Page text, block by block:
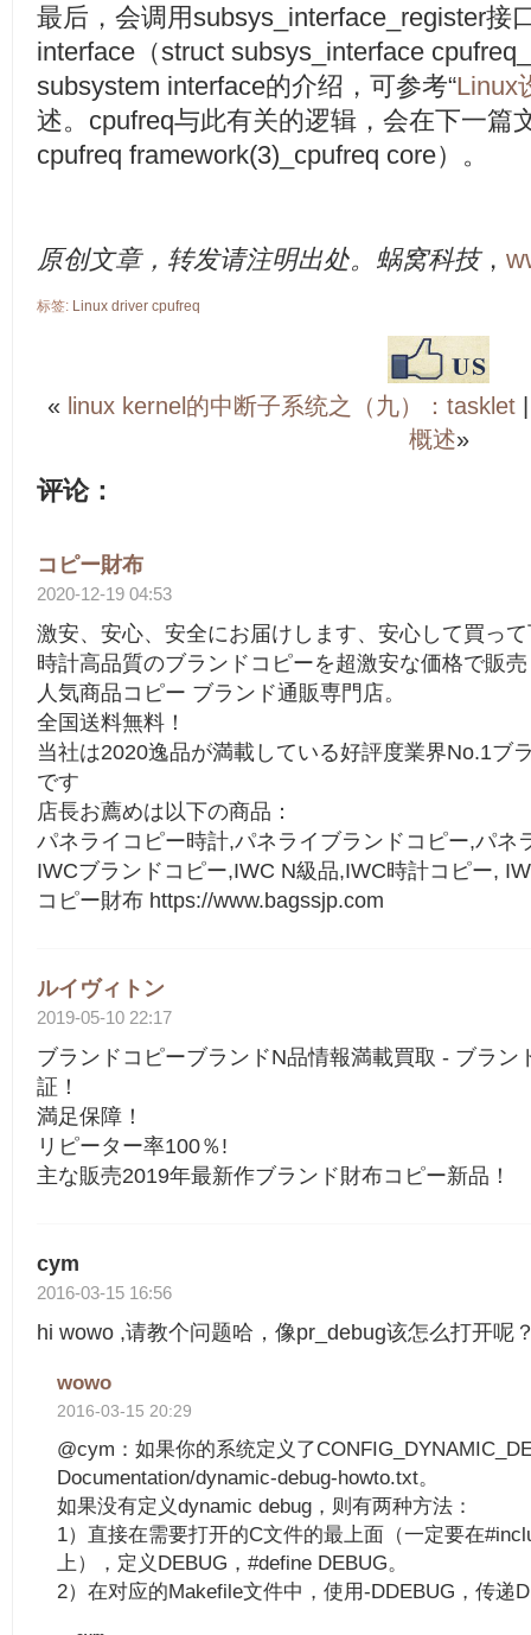
最后，会调用subsys_interface_register接
interface（struct subsys_interface
subsystem interface的介绍，可参考“Linux
述。cpufreq与此有关的逻辑，会在下一篇
cpufreq framework(3)_cpufreq core）。
原创文章，转发请注明出处。蜗窝科技，
标签: Linux driver cpufreq
« linux kernel的中断子系统之（九）：tasklet
概述»
评论：
コピー財布
2020-12-19 04:53
激安、安心、安全にお届けします、安心して買っ
時計高品質のブランドコピーを超激安な価格で販
人気商品コピー ブランド通販専門店。
全国送料無料！
当社は2020逸品が満載している好評度業界No.1ブ
です
店長お薦めは以下の商品：
パネライコピー時計,パネライブランドコピー,パネ
IWCブランドコピー,IWC N級品,IWC時計コピー,
コピー財布 https://www.bagssjp.com
ルイヴィトン
2019-05-10 22:17
ブランドコピーブランドN品情報満載買取 - ブラン
証！
満足保障！
リピーター率100％!
主な販売2019年最新作ブランド財布コピー新品！
cym
2016-03-15 16:56
hi wowo ,请教个问题哈，像pr_debug该怎么打开呢
wowo
2016-03-15 20:29
@cym：如果你的系统定义了
Documentation/dynamic-debug-howto.txt。
如果没有定义dynamic debug，则有两种方法：
1）直接在需要打开的C文件的最上面（一定要在
上），定义DEBUG，#define DEBUG。
2）在对应的Makefile文件中，使用-DDEBUG，传递